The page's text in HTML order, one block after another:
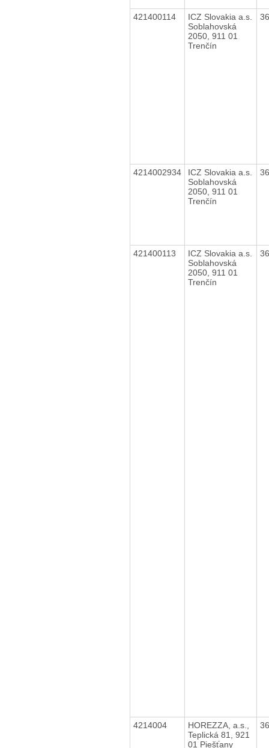
421400114
ICZ Slovakia a.s.
Soblahovská
2050, 911 01
Trenčín
4214002934
ICZ Slovakia a.s.
Soblahovská
2050, 911 01
Trenčín
421400113
ICZ Slovakia a.s.
Soblahovská
2050, 911 01
Trenčín
4214004
HOREZZA, a.s.,
Teplická 81, 921
01 Piešťany